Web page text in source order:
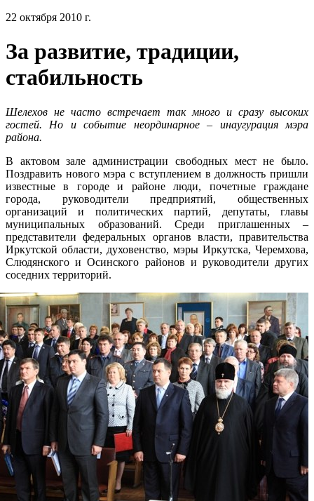
22 октября 2010 г.
За развитие, традиции,
стабильность
Шелехов не часто встречает так много и сразу высоких
гостей. Но и событие неординарное – инаугурация мэра
района.
В актовом зале администрации свободных мест не было.
Поздравить нового мэра с вступлением в должность пришли
известные в городе и районе люди, почетные граждане
города, руководители предприятий, общественных
организаций и политических партий, депутаты, главы
муниципальных образований. Среди приглашенных –
представители федеральных органов власти, правительства
Иркутской области, духовенство, мэры Иркутска, Черемхова,
Слюдянского и Осинского районов и руководители других
соседних территорий.